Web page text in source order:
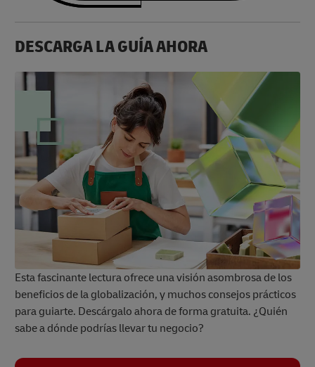
DESCARGA LA GUÍA AHORA
Esta fascinante lectura ofrece una visión asombrosa de los
beneficios de la globalización, y muchos consejos prácticos
para guiarte. Descárgalo ahora de forma gratuita. ¿Quién
sabe a dónde podrías llevar tu negocio?